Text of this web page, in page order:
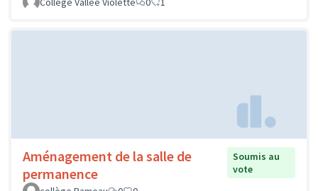
Aménagement de la salle de
permanence
Soumis au
vote